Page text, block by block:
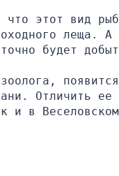
что этот вид
леща.
будет
Отличить
и в